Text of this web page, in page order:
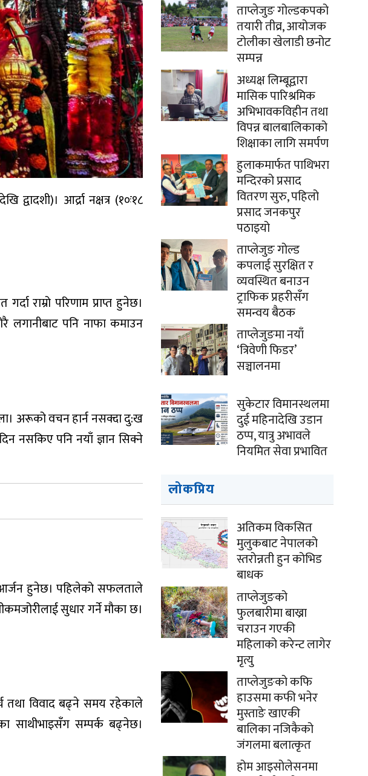
आर्द्रा नक्षत्र (१०ः१८
राम्रो परिणाम प्राप्त हुनेछ।
लगानीबाट पनि नाफा कमाउन
अरूको वचन हार्न नसक्दा दु:ख
नसकिए पनि नयाँ ज्ञान सिक्ने
हुनेछ। पहिलेको सफलताले
सुधार गर्ने मौका छ।
तथा विवाद बढ्ने समय रहेकाले
साथीभाइसँग सम्पर्क बढ्नेछ।
ताप्लेजुङ गोल्डकपको
तयारी तीव्र, आयोजक
टोलीका खेलाडी छनोट
सम्पन्न
अध्यक्ष लिम्बूद्वारा
मासिक पारिश्रमिक
अभिभावकविहीन तथा
विपन्न बालबालिकाको
शिक्षाका लागि समर्पण
हुलाकमार्फत पाथिभरा
मन्दिरको प्रसाद
वितरण सुरु, पहिलो
प्रसाद जनकपुर
पठाइयो
ताप्लेजुङ गोल्ड
कपलाई सुरक्षित र
व्यवस्थित बनाउन
ट्राफिक प्रहरीसँग
समन्वय बैठक
ताप्लेजुङमा नयाँ
‘त्रिवेणी फिडर’
सञ्चालनमा
सुकेटार विमानस्थलमा
दुई महिनादेखि उडान
ठप्प, यात्रु अभावले
नियमित सेवा प्रभावित
लोकप्रिय
अतिकम विकसित
मुलुकबाट नेपालको
स्तरोन्नती हुन कोभिड
बाधक
ताप्लेजुङको
फुलबारीमा बाख्रा
चराउन गएकी
महिलाको करेन्ट लागेर
मृत्यु
ताप्लेजुङको कफि
हाउसमा कफी भनेर
मुस्ताङे खाएकी
बालिका नजिकैको
जंगलमा बलात्कृत
होम आइसोलेसनमा